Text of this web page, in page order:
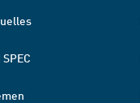
SPEC